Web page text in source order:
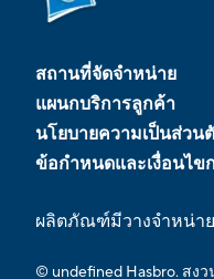
สถานที่จัดจำหน่าย
แผนกบริการลูกค้า
นโยบายความเป็นส่วน
ข้อกำหนดและเงื่อนไข
ผลิตภัณฑ์มีวางจำหน่า
© undefined Hasbro. สง